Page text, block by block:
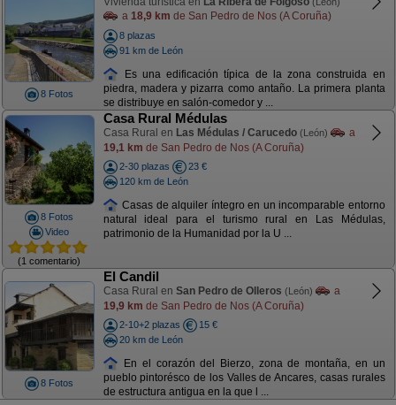
8 Fotos
a 18,9 km de San Pedro de Nos (A Coruña)
8 plazas
91 km de León
Es una edificación típica de la zona construida en
piedra, madera y pizarra como antaño. La primera planta
se distribuye en salón-comedor y ...
8 Fotos
Video
(1 comentario)
Casa Rural Médulas
Casa Rural en Las Médulas / Carucedo (León)
a
19,1 km de San Pedro de Nos (A Coruña)
2-30 plazas
23 €
120 km de León
Casas de alquiler íntegro en un incomparable entorno
natural ideal para el turismo rural en Las Médulas,
patrimonio de la Humanidad por la U ...
8 Fotos
El Candil
Casa Rural en San Pedro de Olleros (León)
a
19,9 km de San Pedro de Nos (A Coruña)
2-10+2 plazas
15 €
20 km de León
En el corazón del Bierzo, zona de montaña, en un
pueblo pintorésco de los Valles de Ancares, casas rurales
de estructura antigua en la que l ...